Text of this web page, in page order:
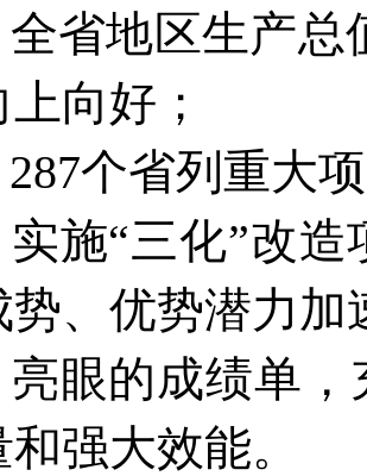
地区生产总值
向好；
个省列重大项
“三化”改造项
势、优势潜力
的成绩单，充
强大效能。